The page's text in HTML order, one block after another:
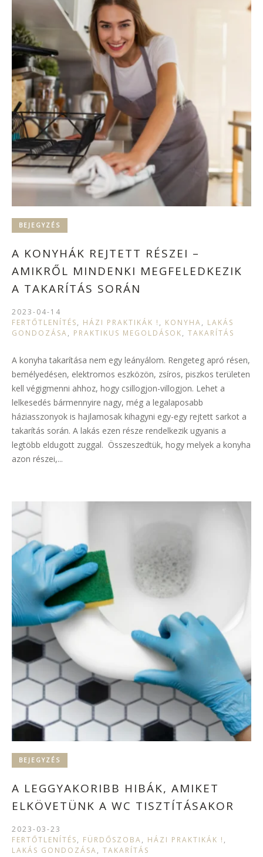
BEJEGYZÉS
A KONYHÁK REJTETT RÉSZEI –
AMIKRŐL MINDENKI MEGFELEDKEZIK
A TAKARÍTÁS SORÁN
2023-04-14
FERTŐTLENÍTÉS, HÁZI PRAKTIKÁK ! , KONYHA, LAKÁS
GONDOZÁSA, PRAKTIKUS MEGOLDÁSOK, TAKARÍTÁS
A konyha takarítása nem egy leányálom. Rengeteg apró résen,
bemélyedésen, elektromos eszközön, zsíros, piszkos területen
kell végigmenni ahhoz, hogy csillogjon-villogjon. Lehet a
lelkesedés bármennyire nagy, még a legalaposabb
háziasszonyok is hajlamosak kihagyni egy-egy rejtett sarkot a
takarítás során. A lakás ezen része rendelkezik ugyanis a
legtöbb eldugott zuggal. Összeszedtük, hogy melyek a konyha
azon részei,...
BEJEGYZÉS
A LEGGYAKORIBB HIBÁK, AMIKET
ELKÖVETÜNK A WC TISZTÍTÁSAKOR
2023-03-23
FERTŐTLENÍTÉS, FÜRDŐSZOBA, HÁZI PRAKTIKÁK ! ,
LAKÁS GONDOZÁSA, TAKARÍTÁS